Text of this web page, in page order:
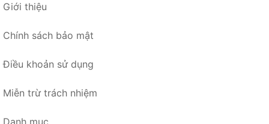
Giới thiệu
Chính sách bảo mật
Điều khoản sử dụng
Miễn trừ trách nhiệm
Danh mục